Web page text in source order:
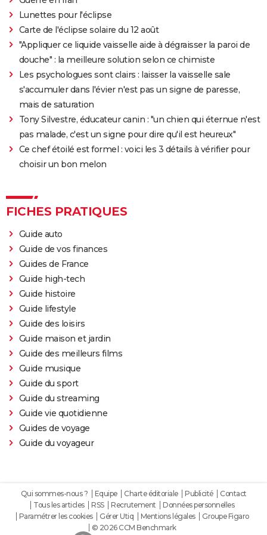
Oh Canada : que vaut le film avec Richard Gere et
Jacob Elordi présenté au Festival de Cannes ?
Lunettes pour l'éclipse
Carte de l'éclipse solaire du 12 août
"Appliquer ce liquide vaisselle aide à dégraisser la paroi de
douche" : la meilleure solution selon ce chimiste
Les psychologues sont clairs : laisser la vaisselle sale
s'accumuler dans l'évier n'est pas un signe de paresse,
mais de saturation
Tony Silvestre, éducateur canin : "un chien qui éternue n'est
pas malade, c'est un signe pour dire qu'il est heureux"
Ce chef étoilé est formel : voici les 3 détails à vérifier pour
choisir un bon melon
FICHES PRATIQUES
Guide auto
Guide de vos finances
Guides de France
Guide high-tech
Guide histoire
Guide lifestyle
Guide des loisirs
Guide maison et jardin
Guide des meilleurs films
Guide musique
Guide du sport
Guide du streaming
Guide vie quotidienne
Guides de voyage
Guide du voyageur
Qui sommes-nous ? Equipe Charte éditoriale Publicité
Contact
Tous les articles
RSS Recrutement
Données personnelles
Paramétrer les cookies
Gérer Utiq Mentions légales
Groupe Figaro
© 2026 CCM Benchmark